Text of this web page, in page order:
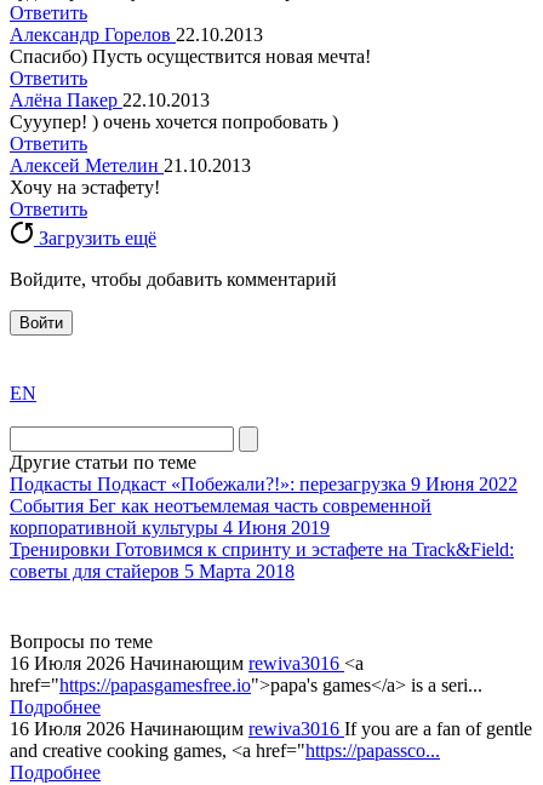
Ответить
Александр Горелов 22.10.2013
Спасибо) Пусть осуществится новая мечта!
Ответить
Алёна Пакер 22.10.2013
Сууупер! ) очень хочется попробовать )
Ответить
Алексей Метелин 21.10.2013
Хочу на эстафету!
Ответить
Загрузить ещё
Войдите, чтобы добавить комментарий
Войти
the
division
agent
watch
replica
showcases
substantial
areas.
replica
bvlgari
watches
+maserati
online
for
EN
Другие статьи по теме
Подкасты Подкаст «Побежали?!»: перезагрузка 9 Июня 2022
События Бег как неотъемлемая часть современной
корпоративной культуры 4 Июня 2019
Тренировки Готовимся к спринту и эстафете на Track&Field:
советы для стайеров 5 Марта 2018
Вопросы по теме
16 Июля 2026 Начинающим rewiva3016 <a
href="https://papasgamesfree.io">papa's games</a> is a seri...
Подробнее
16 Июля 2026 Начинающим rewiva3016 If you are a fan of gentle
and creative cooking games, <a href="https://papassco...
Подробнее